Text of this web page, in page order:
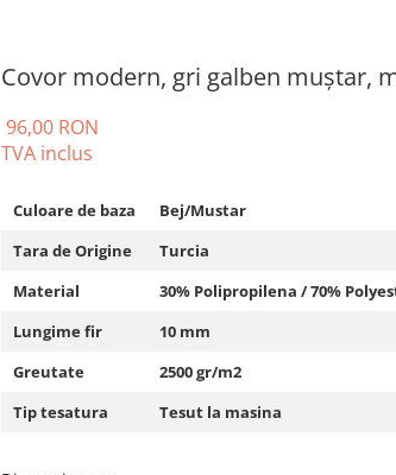
Covor modern, gri galben muștar,
96,00 RON
TVA inclus
Culoare de baza
Bej/Mustar
Tara de Origine
Turcia
Material
30% Polipropilena / 70%
Lungime fir
10 mm
Greutate
2500 gr/m2
Tip tesatura
Tesut la masina